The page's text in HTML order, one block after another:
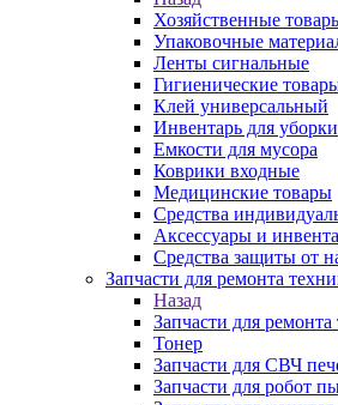
Хозяйственные
Упаковочные
Ленты сигнальные
Гигиенические
Клей универсальный
Инвентарь для уборки
Емкости для мусора
Коврики входные
Медицинские товары
Средства
Аксессуары и
Средства защиты от
Запчасти для ремонта
Назад
Запчасти для ремонта
Тонер
Запчасти для СВЧ
Запчасти для робот